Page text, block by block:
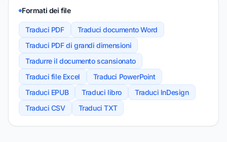
Formati dei file
Traduci PDF
Traduci documento Word
Traduci PDF di grandi dimensioni
Tradurre il documento scansionato
Traduci file Excel
Traduci PowerPoint
Traduci EPUB
Traduci libro
Traduci InDesign
Traduci CSV
Traduci TXT